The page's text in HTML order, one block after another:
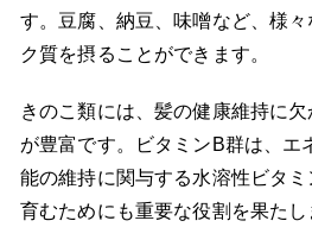
す。豆腐、納豆、味噌など、様
ク質を摂ることができます。
きのこ類には、髪の健康維持に
が豊富です。ビタミンB群は、エ
能の維持に関与する水溶性ビタ
育むためにも重要な役割を果たし